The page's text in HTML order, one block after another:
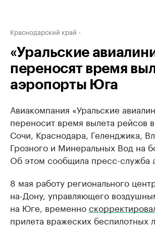
Краснодарский край
«Уральские
переносят время
аэропорты Юга
Авиакомпания «Уральские
переносит время вылета рейсов
Сочи, Краснодара, Геленджика,
Грозного и Минеральных Вод на
Об этом сообщила пресс-служба
8 мая работу регионального
на-Дону, управляющего
на Юге, временно
прилета вражеских беспилотных